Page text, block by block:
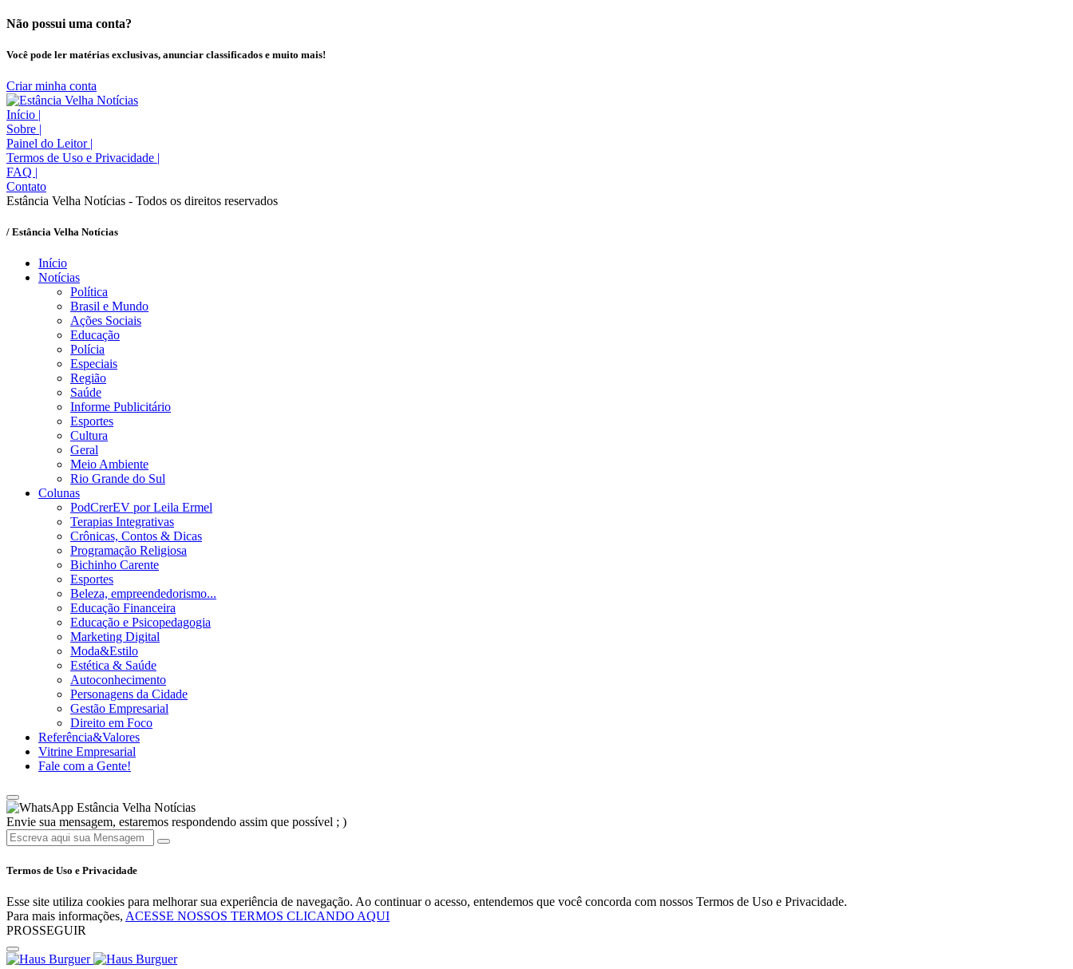
Não possui uma conta?
Você pode ler matérias exclusivas, anunciar classificados e muito mais!
Criar minha conta
Início |
Sobre |
Painel do Leitor |
Termos de Uso e Privacidade |
FAQ |
Contato
Estância Velha Notícias - Todos os direitos reservados
/ Estância Velha Notícias
Início
Notícias
Política
Brasil e Mundo
Ações Sociais
Educação
Polícia
Especiais
Região
Saúde
Informe Publicitário
Esportes
Cultura
Geral
Meio Ambiente
Rio Grande do Sul
Colunas
PodCrerEV por Leila Ermel
Terapias Integrativas
Crônicas, Contos & Dicas
Programação Religiosa
Bichinho Carente
Esportes
Beleza, empreendedorismo...
Educação Financeira
Educação e Psicopedagogia
Marketing Digital
Moda&Estilo
Estética & Saúde
Autoconhecimento
Personagens da Cidade
Gestão Empresarial
Direito em Foco
Referência&Valores
Vitrine Empresarial
Fale com a Gente!
Estância Velha Notícias
Envie sua mensagem, estaremos respondendo assim que possível ; )
Termos de Uso e Privacidade
Esse site utiliza cookies para melhorar sua experiência de navegação. Ao continuar o acesso, entendemos que você concorda com nossos Termos de Uso e Privacidade.
Para mais informações, ACESSE NOSSOS TERMOS CLICANDO AQUI
PROSSEGUIR